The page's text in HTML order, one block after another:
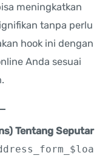
meningkatkan
tanpa perlu
hook ini dengan
Anda sesuai
Tentang Seputar